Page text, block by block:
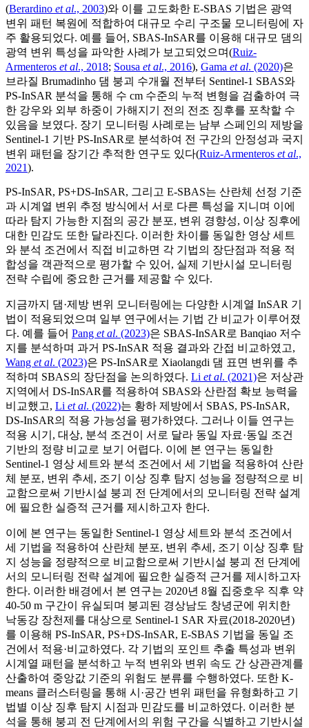
(Berardino et al., 2003)와 이를 고도화한 E-SBAS 기법은 광역
변위 패턴 복원에 적합하여 대규모 수리 구조물 모니터링에 자
주 활용되었다. 예를 들어, SBAS-InSAR를 이용해 대규모 댐의
광역 변위 특성을 파악한 사례가 보고되었으며(Ruiz-
Armenteros et al., 2018; Sousa et al., 2016), Gama et al. (2020)은
브라질 Brumadinho 댐 붕괴 수개월 전부터 Sentinel-1 SBAS와
PS-InSAR 분석을 통해 수 cm 수준의 누적 변형을 검출하여 극
한 강우와 외부 하중이 가해지기 전의 전조 징후를 포착할 수
있음을 보였다. 장기 모니터링 사례로는 남부 스페인의 제방을
Sentinel-1 기반 PS-InSAR로 분석하여 전 구간의 안정성과 국지
변위 패턴을 장기간 추적한 연구도 있다(Ruiz-Armenteros et al.,
2021).
PS-InSAR, PS+DS-InSAR, 그리고 E-SBAS는 산란체 선정 기준
과 시계열 변위 추정 방식에서 서로 다른 특성을 지니며 이에
따라 탐지 가능한 지점의 공간 분포, 변위 경향성, 이상 징후에
대한 민감도 또한 달라진다. 이러한 차이를 동일한 영상 세트
와 분석 조건에서 직접 비교하면 각 기법의 장단점과 적용 적
합성을 객관적으로 평가할 수 있어, 실제 기반시설 모니터링
전략 수립에 중요한 근거를 제공할 수 있다.
지금까지 댐·제방 변위 모니터링에는 다양한 시계열 InSAR 기
법이 적용되었으며 일부 연구에서는 기법 간 비교가 이루어졌
다. 예를 들어 Pang et al. (2023)은 SBAS-InSAR로 Banqiao 저수
지를 분석하며 과거 PS-InSAR 적용 결과와 간접 비교하였고,
Wang et al. (2023)은 PS-InSAR로 Xiaolangdi 댐 표면 변위를 추
적하며 SBAS의 장단점을 논의하였다. Li et al. (2021)은 저상관
지역에서 DS-InSAR를 적용하여 SBAS와 산란점 확보 능력을
비교했고, Li et al. (2022)는 황하 제방에서 SBAS, PS-InSAR,
DS-InSAR의 적용 가능성을 평가하였다. 그러나 이들 연구는
적용 시기, 대상, 분석 조건이 서로 달라 동일 자료·동일 조건
기반의 정량 비교로 보기 어렵다. 이에 본 연구는 동일한
Sentinel-1 영상 세트와 분석 조건에서 세 기법을 적용하여 산란
체 분포, 변위 추세, 조기 이상 징후 탐지 성능을 정량적으로 비
교함으로써 기반시설 붕괴 전 단계에서의 모니터링 전략 설계
에 필요한 실증적 근거를 제시하고자 한다.
이에 본 연구는 동일한 Sentinel-1 영상 세트와 분석 조건에서
세 기법을 적용하여 산란체 분포, 변위 추세, 조기 이상 징후 탐
지 성능을 정량적으로 비교함으로써 기반시설 붕괴 전 단계에
서의 모니터링 전략 설계에 필요한 실증적 근거를 제시하고자
한다. 이러한 배경에서 본 연구는 2020년 8월 집중호우 직후 약
40-50 m 구간이 유실되며 붕괴된 경상남도 창녕군에 위치한
낙동강 장천제를 대상으로 Sentinel-1 SAR 자료(2018-2020년)
를 이용해 PS-InSAR, PS+DS-InSAR, E-SBAS 기법을 동일 조
건에서 적용·비교하였다. 각 기법의 포인트 추출 특성과 변위
시계열 패턴을 분석하고 누적 변위와 변위 속도 간 상관관계를
산출하여 중앙값 기준의 위험도 분류를 수행하였다. 또한 K-
means 클러스터링을 통해 시·공간 변위 패턴을 유형화하고 기
법별 이상 징후 탐지 시점과 민감도를 비교하였다. 이러한 분
석을 통해 붕괴 전 단계에서의 위험 구간을 식별하고 기반시설